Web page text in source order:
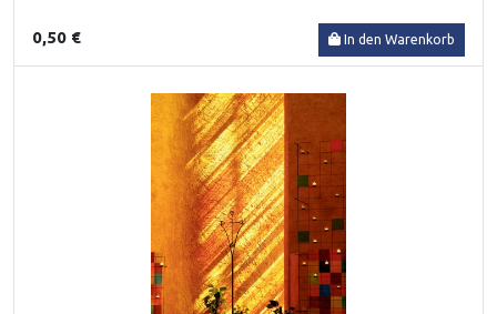
0,50 € In den Warenkorb